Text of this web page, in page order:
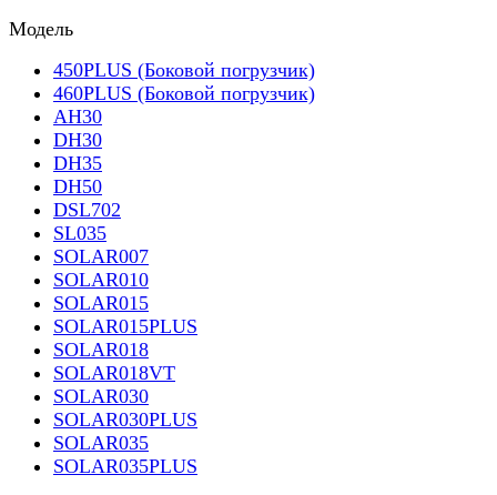
Модель
450PLUS (Боковой погрузчик)
460PLUS (Боковой погрузчик)
AH30
DH30
DH35
DH50
DSL702
SL035
SOLAR007
SOLAR010
SOLAR015
SOLAR015PLUS
SOLAR018
SOLAR018VT
SOLAR030
SOLAR030PLUS
SOLAR035
SOLAR035PLUS